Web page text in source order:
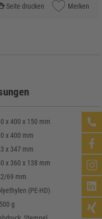
Seite drucken Merken
x 400 x 150 mm
x 400 mm
x 347 mm
x 360 x 138 mm
69 mm
(PE-HD)
g